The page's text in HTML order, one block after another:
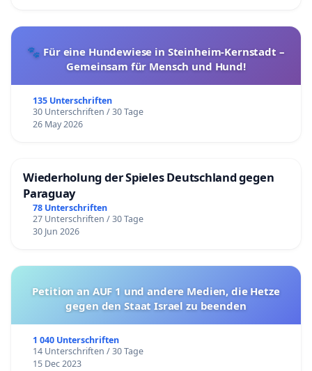
🐾 Für eine Hundewiese in Steinheim-Kernstadt –
Gemeinsam für Mensch und Hund!
135 Unterschriften
30 Unterschriften / 30 Tage
26 May 2026
Wiederholung der Spieles Deutschland gegen
Paraguay
78 Unterschriften
27 Unterschriften / 30 Tage
30 Jun 2026
Petition an AUF 1 und andere Medien, die Hetze
gegen den Staat Israel zu beenden
1 040 Unterschriften
14 Unterschriften / 30 Tage
15 Dec 2023